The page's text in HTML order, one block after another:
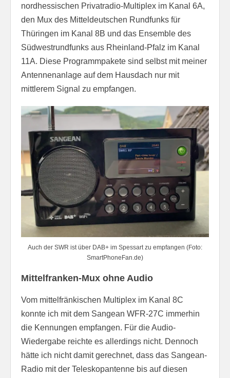
nordhessischen Privatradio-Multiplex im Kanal 6A,
den Mux des Mitteldeutschen Rundfunks für
Thüringen im Kanal 8B und das Ensemble des
Südwestrundfunks aus Rheinland-Pfalz im Kanal
11A. Diese Programmpakete sind selbst mit meiner
Antennenanlage auf dem Hausdach nur mit
mittlerem Signal zu empfangen.
Auch der SWR ist über DAB+ im Spessart zu empfangen (Foto:
SmartPhoneFan.de)
Mittelfranken-Mux ohne Audio
Vom mittelfränkischen Multiplex im Kanal 8C
konnte ich mit dem Sangean WFR-27C immerhin
die Kennungen empfangen. Für die Audio-
Wiedergabe reichte es allerdings nicht. Dennoch
hätte ich nicht damit gerechnet, dass das Sangean-
Radio mit der Teleskopantenne bis auf diesen